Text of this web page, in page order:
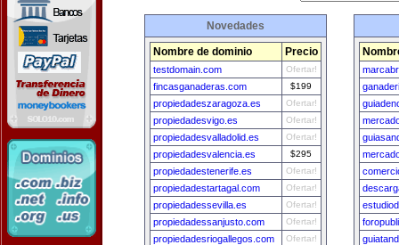
Novedades
Nombre de dominio Precio
testdomain.com Ofertar!
fincasganaderas.com $199
propiedadeszaragoza.es Ofertar!
propiedadesvigo.es Ofertar!
propiedadesvalladolid.es Ofertar!
propiedadesvalencia.es $295
propiedadestenerife.es Ofertar!
propiedadestartagal.com Ofertar!
propiedadessevilla.es Ofertar!
propiedadessanjusto.com Ofertar!
propiedadesriogallegos.com Ofertar!